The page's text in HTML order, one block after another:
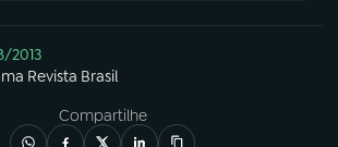
2013
Revista Brasil
Compartilhe